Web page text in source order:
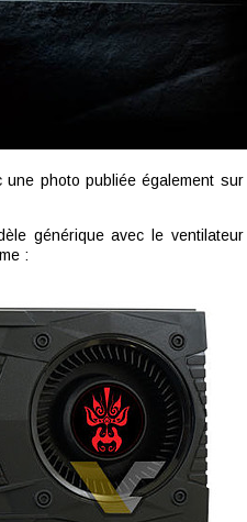
photo publiée également sur
générique avec le ventilateur
: